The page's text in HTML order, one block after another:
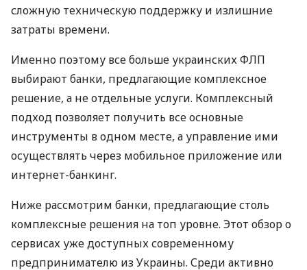
сложную техническую поддержку и излишние
затраты времени.
Именно поэтому все больше украинских ФЛП
выбирают банки, предлагающие комплексное
решение, а не отдельные услуги. Комплексный
подход позволяет получить все основные
инструменты в одном месте, а управление ими
осуществлять через мобильное приложение или
интернет-банкинг.
Ниже рассмотрим банки, предлагающие столь
комплексные решения на топ уровне. Этот обзор о
сервисах уже доступных современному
предпринимателю из Украины. Среди активно